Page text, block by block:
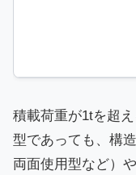
積載荷重が1tを超
型であっても、構
両面使用型など）